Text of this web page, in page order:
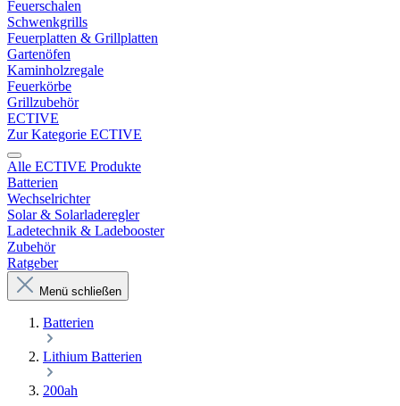
Feuerschalen
Schwenkgrills
Feuerplatten & Grillplatten
Gartenöfen
Kaminholzregale
Feuerkörbe
Grillzubehör
ECTIVE
Zur Kategorie ECTIVE
Alle ECTIVE Produkte
Batterien
Wechselrichter
Solar & Solarladeregler
Ladetechnik & Ladebooster
Zubehör
Ratgeber
Menü schließen
Batterien
Lithium Batterien
200ah